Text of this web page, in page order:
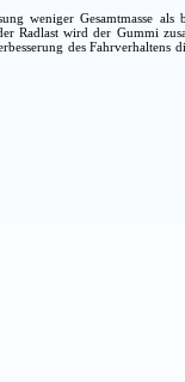
Gesamtmasse als
wird der Gummi
des Fahrverhaltens